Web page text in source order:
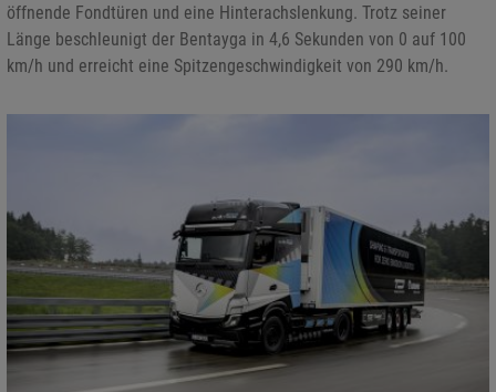
öffnende Fondtüren und eine Hinterachslenkung. Trotz seiner
Länge beschleunigt der Bentayga in 4,6 Sekunden von 0 auf 100
km/h und erreicht eine Spitzengeschwindigkeit von 290 km/h.